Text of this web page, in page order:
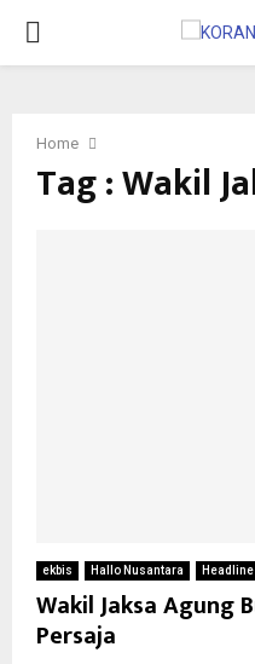
PRIMARY
Home
Tag : Wakil
ekbis Hallo Nusantara Headline
Wakil Jaksa Agung
Persaja